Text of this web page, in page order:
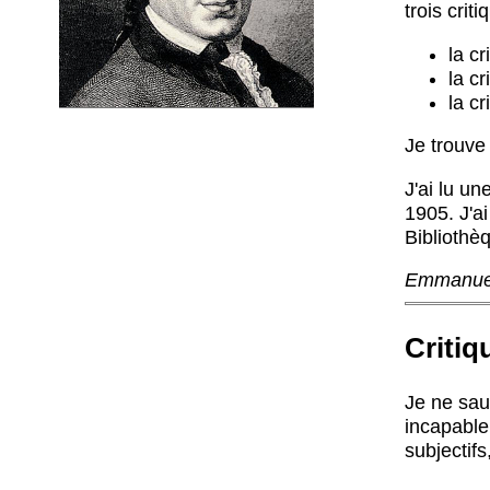
trois
la
la
la
Je
J'ai lu
1905.
Je ne